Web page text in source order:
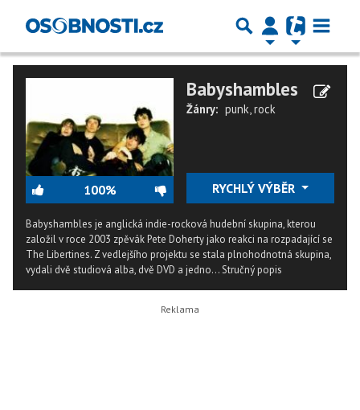
100%
Babyshambles
Žánry: punk,rock
RYCHLÝ VÝBĚR
Babyshambles je anglická indie-rocková hudební skupina, kterou
založil v roce 2003 zpěvák Pete Doherty jako reakci na rozpadající se
The Libertines. Z vedlejšího projektu se stala plnohodnotná skupina,
vydali dvě studiová alba, dvě DVD a jedno...Stručný popis